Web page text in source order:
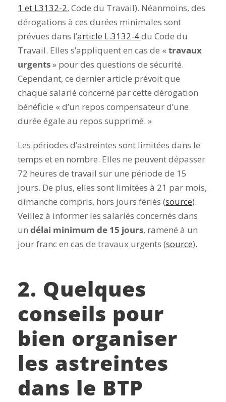
1 et L3132-2, Code du Travail). Néanmoins, des
dérogations à ces durées minimales sont
prévues dans l’article L.3132-4du Code du
Travail. Elles s’appliquent en cas de « travaux
urgents» pour des questions de sécurité.
Cependant, ce dernier article prévoit que
chaque salarié concerné par cette dérogation
bénéficie « d’un repos compensateur d’une
durée égale au repos supprimé. »
Les périodes d’astreintes sont limitées dans le
temps et en nombre. Elles ne peuvent dépasser
72 heures de travail sur une période de 15
jours. De plus, elles sont limitées à 21 par mois,
dimanche compris, hors jours fériés (source).
Veillez à informer les salariés concernés dans
un délai minimum de 15 jours, ramené à un
jour franc en cas de travaux urgents (source).
2. Quelques
conseils pour
bien organiser
les astreintes
dans le BTP